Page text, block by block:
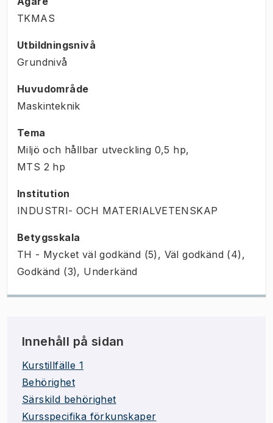
TKMAS
Utbildningsnivå
Grundnivå
Huvudområde
Maskinteknik
Tema
Miljö och hållbar utveckling 0,5 hp,
MTS 2 hp
Institution
INDUSTRI- OCH MATERIALVETENSKAP
Betygsskala
TH - Mycket väl godkänd (5), Väl godkänd (4),
Godkänd (3), Underkänd
Innehåll på sidan
Kurstillfälle 1
Behörighet
Särskild behörighet
Kursspecifika förkunskaper